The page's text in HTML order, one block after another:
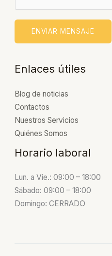
r
e
r
ENVIAR MENSAJE
Enlaces útiles
Blog de noticias
Contactos
Nuestros Servicios
Quiénes Somos
Horario laboral
Lun. a Vie.: 09:00 – 18:00
Sábado: 09:00 – 18:00
Domingo: CERRADO